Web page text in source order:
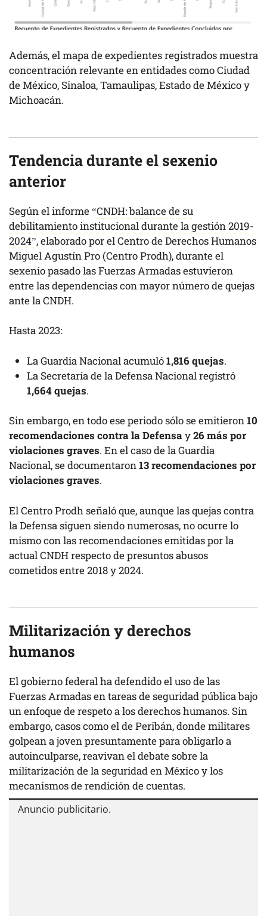
Además, el mapa de expedientes registrados muestra
concentración relevante en entidades como Ciudad
de México, Sinaloa, Tamaulipas, Estado de México y
Michoacán.
Tendencia durante el sexenio
anterior
Según el informe “CNDH: balance de su
debilitamiento institucional durante la gestión 2019-
2024”, elaborado por el Centro de Derechos Humanos
Miguel Agustín Pro (Centro Prodh), durante el
sexenio pasado las Fuerzas Armadas estuvieron
entre las dependencias con mayor número de quejas
ante la CNDH.
Hasta 2023:
La Guardia Nacional acumuló1,816 quejas.
La Secretaría de la Defensa Nacional registró
1,664 quejas.
Sin embargo, en todo ese periodo sólo se emitieron10
recomendaciones contra la Defensay26 más por
violaciones graves. En el caso de la Guardia
Nacional, se documentaron13 recomendaciones por
violaciones graves.
El Centro Prodh señaló que, aunque las quejas contra
la Defensa siguen siendo numerosas, no ocurre lo
mismo con las recomendaciones emitidas por la
actual CNDH respecto de presuntos abusos
cometidos entre 2018 y 2024.
Militarización y derechos
humanos
El gobierno federal ha defendido el uso de las
Fuerzas Armadas en tareas de seguridad pública bajo
un enfoque de respeto a los derechos humanos. Sin
embargo, casos como el de Peribán, donde militares
golpean a joven presuntamente para obligarlo a
autoinculparse, reavivan el debate sobre la
militarización de la seguridad en México y los
mecanismos de rendición de cuentas.